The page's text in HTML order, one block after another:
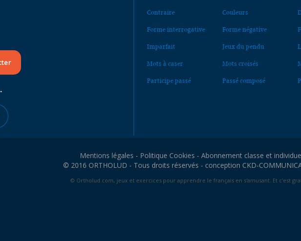
Contraire Couleurs
Forme interrogative Forme négative
Imparfait Jeux du pendu
Mots à caser Mots croisés
Participe passé Passé composé
Mentions légales - Politique Cookies - Abonnement classe et
© 2016 ORTHOLUD - Tous droits réservés - conception CKD-
© Ortholud.com, jeux et exercices pour apprendre le français en s'amusant. Et c'est